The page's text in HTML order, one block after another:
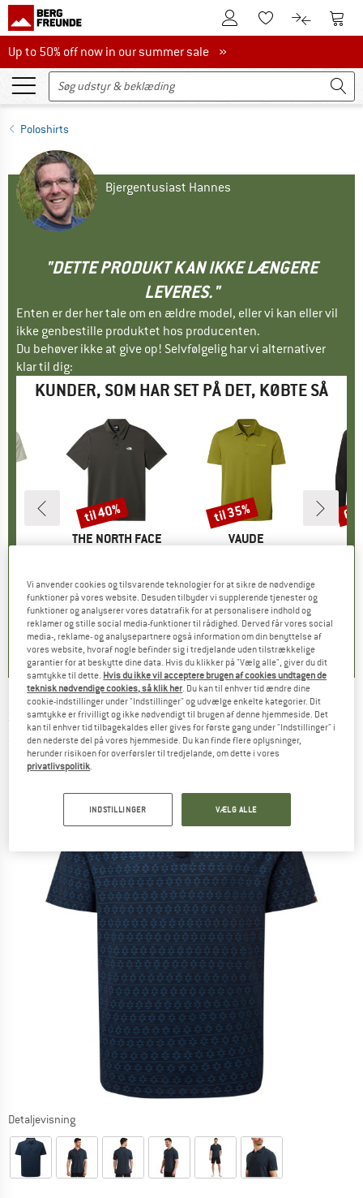
Til kundekontoenTil huskesedlen.
Til Til
Up to 50% off now in our summer sale
Up to 50% off now in our summer sale »
Poloshirts
Bjergentusiast Hannes
"DETTE PRODUKT KAN IKKE LÆNGERE
LEVERES."
Enten er der her tale om en ældre model, eller vi kan eller vil
ikke genbestille produktet hos producenten.
Du behøver ikke at give op! Selvfølgelig har vi alternativer
klar til dig:
KUNDER, SOM HAR SET PÅ DET, KØBTE SÅ
pris
€
MÆRKE
THE NORTH FACE
Pris
49,95 € Nedsat pris
fra 29,97 €
4,9(9)
Rabat
til 40%
MÆRKE
VAUDE
Pris
59,95 € Nedsat pris
fra 38,97 €
4,7(3)
Rabat
til 35%
SHERPA -Bali Polo Shirt - Polo-shirt
(0)
Detaljevisning
Vi anvender cookies og tilsvarende teknologier for at sikre de nødvendige
funktioner på vores website. Desuden tilbyder vi supplerende tjenester og
funktioner og analyserer vores datatrafik for at personalisere indhold og
reklamer og stille social media-funktioner til rådighed. Derved får vores social
media-, reklame- og analysepartnere også information om din benyttelse af
vores website, hvoraf nogle befinder sig i tredjelande uden tilstrækkelige
garantier for at beskytte dine data. Hvis du klikker på "Vælg alle", giver du dit
samtykke til dette. Hvis du ikke vil acceptere brugen af cookies undtagen de
teknisk nødvendige cookies, så klik her. Du kan til enhver tid ændre dine
cookie-indstillinger under "Indstillinger" og udvælge enkelte kategorier. Dit
samtykke er frivilligt og ikke nødvendigt til brugen af denne hjemmeside. Det
kan til enhver tid tilbagekaldes eller gives for første gang under "Indstillinger" i
den nederste del på vores hjemmeside. Du kan finde flere oplysninger,
herunder risikoen for overførsler til tredjelande, om dette i vores
privatlivspolitik.
INDSTILLINGER VÆLG ALLE